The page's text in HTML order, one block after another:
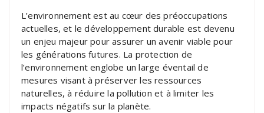
L’environnement est au cœur des préoccupations
actuelles, et le développement durable est devenu
un enjeu majeur pour assurer un avenir viable pour
les générations futures. La protection de
l’environnement englobe un large éventail de
mesures visant à préserver les ressources
naturelles, à réduire la pollution et à limiter les
impacts négatifs sur la planète.